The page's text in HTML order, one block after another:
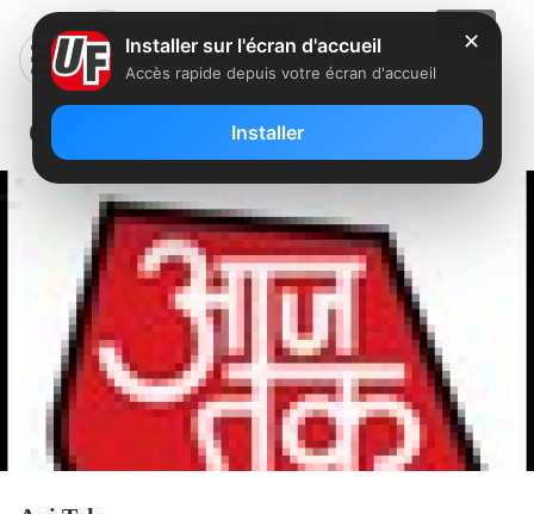
605 – AAJ TAK
✕
Installer sur l'écran d'accueil
Accès rapide depuis votre écran d'accueil
Installer